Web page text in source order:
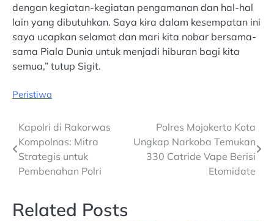
dengan kegiatan-kegiatan pengamanan dan hal-hal
lain yang dibutuhkan. Saya kira dalam kesempatan ini
saya ucapkan selamat dan mari kita nobar bersama-
sama Piala Dunia untuk menjadi hiburan bagi kita
semua,” tutup Sigit.
Peristiwa
Post
navigation
Kapolri di Rakorwas
Kompolnas: Mitra
Strategis untuk
Pembenahan Polri
Polres Mojokerto Kota
Ungkap Narkoba Temukan
330 Catride Vape Berisi
Etomidate
Related Posts